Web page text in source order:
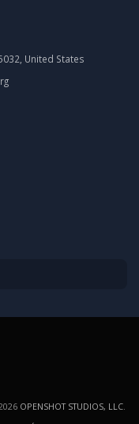
United States
OPENSHOT STUDIOS, LLC.